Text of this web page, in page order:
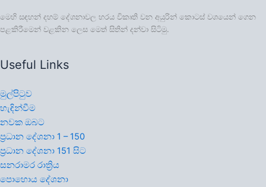
මෙහි සඳහන් දහම් දේශනාවල හරය විකෘති වන අයුරින් කොටස් වශයෙන් ගෙන
පළකිරීමෙන් වළකින ලෙස මෙත් සිතින් දන්වා සිටිමු.
Useful Links
මුල්පිටුව
හැඳින්වීම
නවක ඔබට
ප්‍රධාන දේශනා 1 – 150
ප්‍රධාන දේශනා 151 සිට
සනරාමර රාත්‍රිය
පොහොය දේශනා